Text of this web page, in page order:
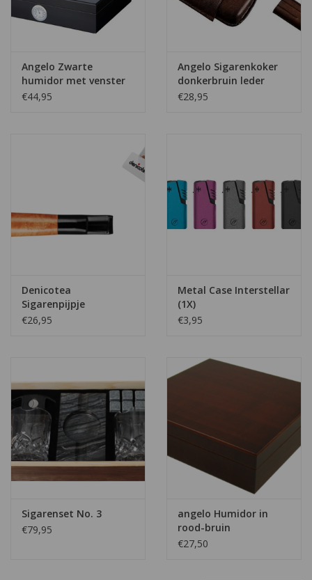
Angelo Zwarte
humidor met venster
€44,95
Angelo Sigarenkoker
donkerbruin leder
,14cm, ring 40
€28,95
Denicotea
Sigarenpijpje
€26,95
Metal Case Interstellar
(1X)
€3,95
Sigarenset No. 3
€79,95
angelo Humidor in
rood-bruin
€27,50